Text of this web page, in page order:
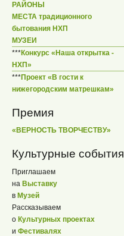
РАЙОНЫ
МЕСТА традиционного
бытования НХП
МУЗЕИ
***Конкурс «Наша открытка -
НХП»
***Проект «В гости к
нижегородским матрешкам»
Премия
«ВЕРНОСТЬ ТВОРЧЕСТВУ»
Культурные события
Приглашаем
на Выставку
в Музей
Рассказываем
о Культурных проектах
и Фестивалях